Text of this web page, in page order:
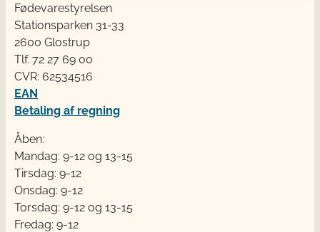
Fødevarestyrelsen
Stationsparken 31-33
2600 Glostrup
Tlf. 72 2​​​7 69 00
CVR: 62534516
EAN
Betaling af regning
Åben:
Mandag: 9-12 og 13-15
Tirsdag: 9-12
Onsdag: 9-12
Torsdag: 9-12 og 13-15
Fredag: 9-12